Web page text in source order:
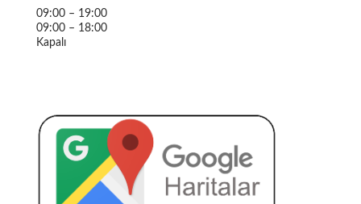
09:00 – 19:00
09:00 – 18:00
Kapalı